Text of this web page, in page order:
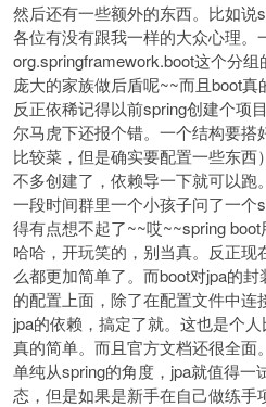
然后还有一些额外的东西。比如说
各位有没有跟我一样的大众心理。
org.springframework.boot这个分
庞大的家族做后盾呢~~而且boot
反正依稀记得以前spring创建个项
尔马虎下还报个错。一个结构要
比较菜，但是确实要配置一些东西
不多创建了，依赖导一下就可以
一段时间群里一个小孩子问了一个
得有点想不起了~~哎~~spring
哈哈，开玩笑的，别当真。反正
么都更加简单了。而boot对jpa的
的配置上面，除了在配置文件中连
jpa的依赖，搞定了就。这也是个
真的简单。而且官方文档还很全
单纯从spring的角度，jpa就值得一
态，但是如果是新手在自己做练手